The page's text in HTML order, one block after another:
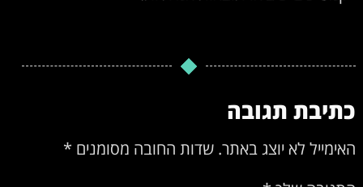
כתיבת תגובה
האימייל לא יוצג באתר. שדות החובה מסומנים *